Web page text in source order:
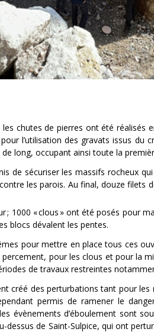
chutes de pierres ont été réalisés
l’utilisation des gravats issus du
long, occupant ainsi toute la
de sécuriser les massifs rocheux
les parois. Au final, douze filets
1000 « clous » ont été posés pour
blocs dévalent les pentes.
pour mettre en place tous ces
pour les clous et pour la
de travaux restreintes
créé des perturbations tant pour
permis de ramener le
évènements d’éboulement sont
de Saint-Sulpice, qui ont